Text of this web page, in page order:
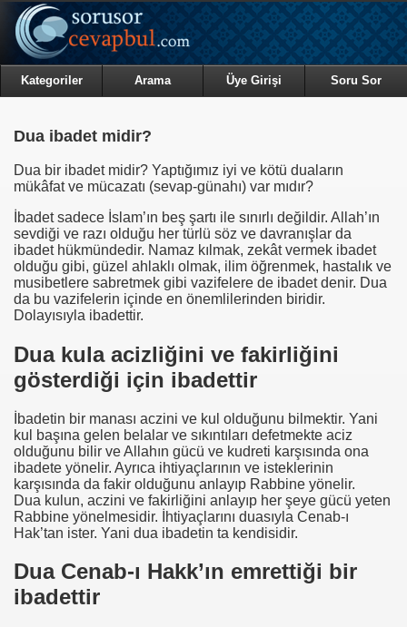
Kategoriler Arama Üye Girişi Soru Sor
Dua ibadet midir?
Dua bir ibadet midir? Yaptığımız iyi ve kötü duaların
mükâfat ve mücazatı (sevap-günahı) var mıdır?
İbadet sadece İslam’ın beş şartı ile sınırlı değildir. Allah’ın
sevdiği ve razı olduğu her türlü söz ve davranışlar da
ibadet hükmündedir. Namaz kılmak, zekât vermek ibadet
olduğu gibi, güzel ahlaklı olmak, ilim öğrenmek, hastalık ve
musibetlere sabretmek gibi vazifelere de ibadet denir. Dua
da bu vazifelerin içinde en önemlilerinden biridir.
Dolayısıyla ibadettir.
Dua kula acizliğini ve fakirliğini
gösterdiği için ibadettir
İbadetin bir manası aczini ve kul olduğunu bilmektir. Yani
kul başına gelen belalar ve sıkıntıları defetmekte aciz
olduğunu bilir ve Allahın gücü ve kudreti karşısında ona
ibadete yönelir. Ayrıca ihtiyaçlarının ve isteklerinin
karşısında da fakir olduğunu anlayıp Rabbine yönelir.
Dua kulun, aczini ve fakirliğini anlayıp her şeye gücü yeten
Rabbine yönelmesidir. İhtiyaçlarını duasıyla Cenab-ı
Hak’tan ister. Yani dua ibadetin ta kendisidir.
Dua Cenab-ı Hakk’ın emrettiği bir
ibadettir